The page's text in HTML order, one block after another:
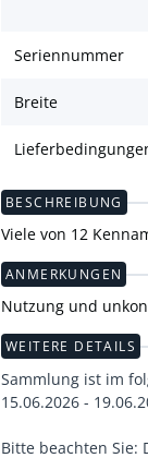
Seriennummer
Breite
BESCHREIBUNG
Viele von 12
ANMERKUNGEN
Nutzung und
WEITERE DETAILS
Sammlung ist im
15.06.2026 -
Bitte beachten Sie: